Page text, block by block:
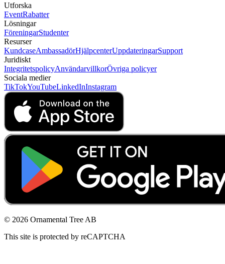
Utforska
EventRabatter
Lösningar
FöreningarStudenter
Resurser
KundcaseAmbassadörHjälpcenterUppdateringarSupport
Juridiskt
IntegritetspolicyAnvändarvillkorÖvriga policyer
Sociala medier
TikTokYouTubeLinkedInInstagram
© 2026 Ornamental Tree AB
This site is protected by reCAPTCHA